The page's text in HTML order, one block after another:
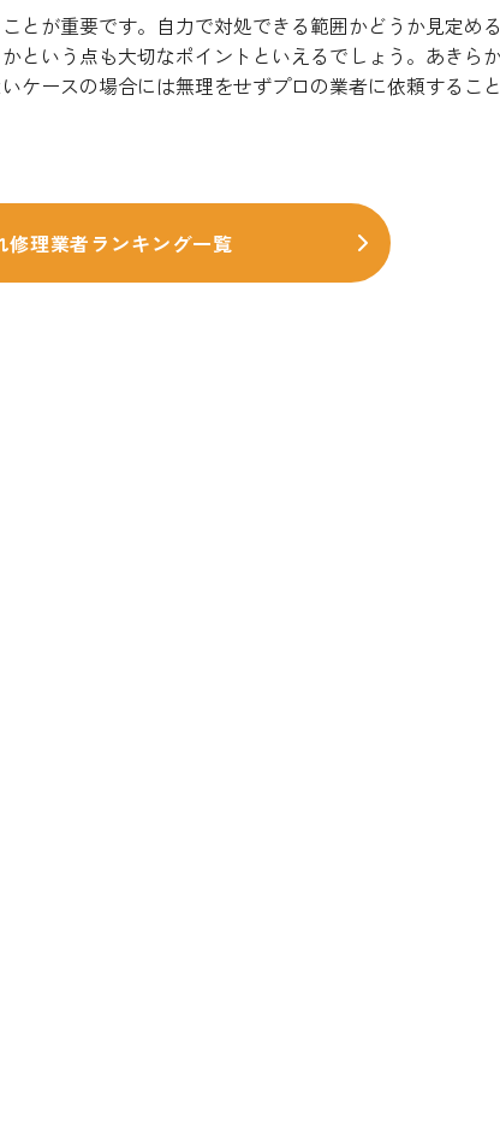
とが重要です。自力で対処できる範囲かどうか見定め
という点も大切なポイントといえるでしょう。あきら
ケースの場合には無理をせずプロの業者に依頼するこ
修理業者ランキング一覧